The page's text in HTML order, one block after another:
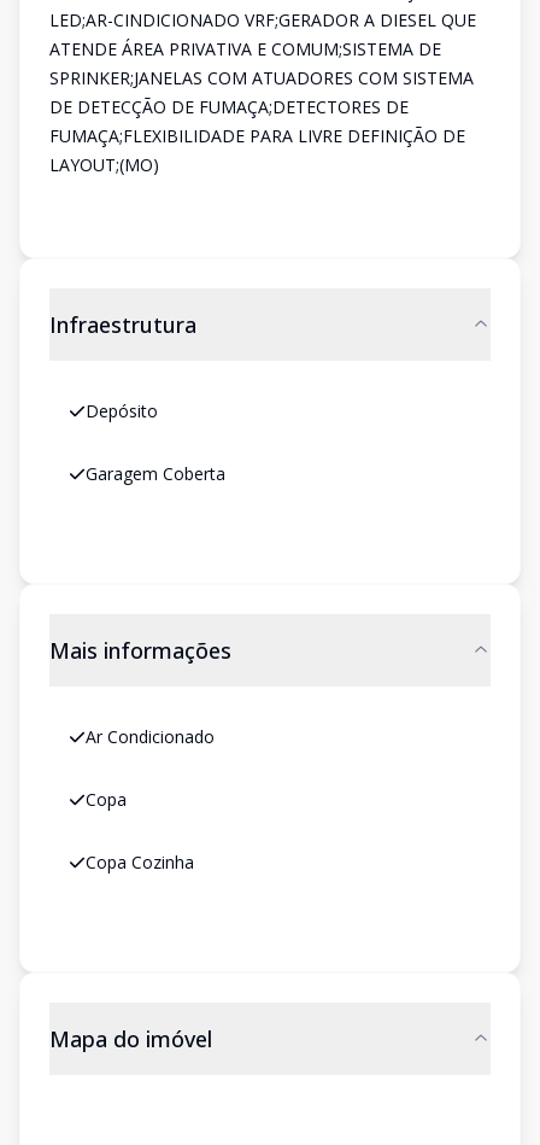
LED;AR-CINDICIONADO VRF;GERADOR A DIESEL QUE
ATENDE ÁREA PRIVATIVA E COMUM;SISTEMA DE
SPRINKER;JANELAS COM ATUADORES COM SISTEMA
DE DETECÇÃO DE FUMAÇA;DETECTORES DE
FUMAÇA;FLEXIBILIDADE PARA LIVRE DEFINIÇÃO DE
LAYOUT;(MO)
Infraestrutura
Depósito
Garagem Coberta
Mais informações
Ar Condicionado
Copa
Copa Cozinha
Mapa do imóvel